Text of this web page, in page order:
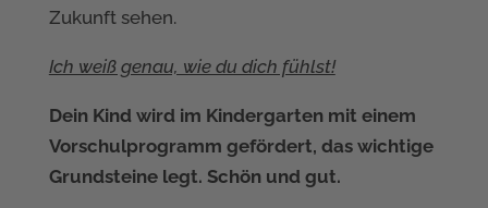
Zukunft sehen.
Ich weiß genau, wie du dich fühlst!
Dein Kind wird im Kindergarten mit einem
Vorschulprogramm gefördert, das wichtige
Grundsteine legt. Schön und gut.